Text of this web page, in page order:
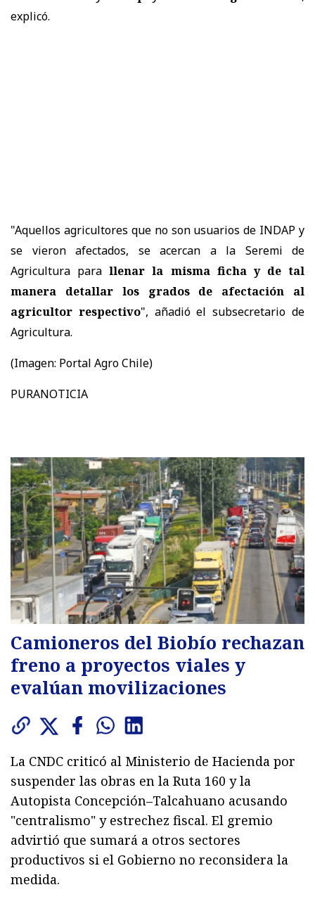
explicó.
"Aquellos agricultores que no son usuarios de INDAP y
se vieron afectados, se acercan a la Seremi de
Agricultura parallenar la misma ficha y de tal
manera detallar los grados de afectación al
agricultor respectivo", añadió el subsecretario de
Agricultura.
(Imagen: Portal Agro Chile)
PURANOTICIA
Camioneros del Biobío rechazan
freno a proyectos viales y
evalúan movilizaciones
La CNDC criticó al Ministerio de Hacienda por
suspender las obras en la Ruta 160 y la
Autopista Concepción–Talcahuano acusando
"centralismo" y estrechez fiscal. El gremio
advirtió que sumará a otros sectores
productivos si el Gobierno no reconsidera la
medida.